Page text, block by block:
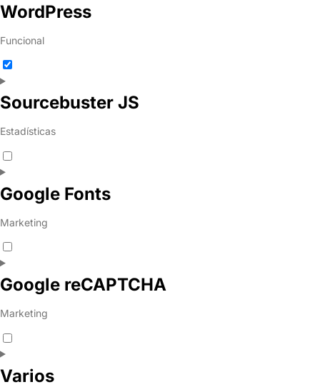
WordPress
Funcional
Sourcebuster JS
Estadísticas
Google Fonts
Marketing
Google reCAPTCHA
Marketing
Varios